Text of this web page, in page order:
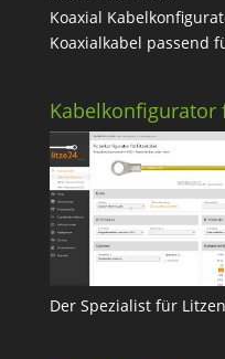
Koaxial
Koaxialkabel passend
Kabelkonfigurator
Der Spezialist für